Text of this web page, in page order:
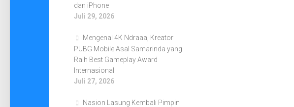
dan iPhone
Juli 29, 2026
Mengenal 4K Ndraaa, Kreator
PUBG Mobile Asal Samarinda yang
Raih Best Gameplay Award
Internasional
Juli 27, 2026
Nasion Lasung Kembali Pimpin